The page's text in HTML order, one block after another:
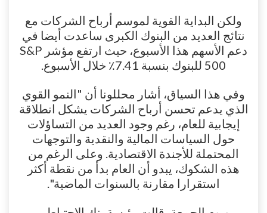
ولكن البداية القوية لموسم أرباح الشركات مع
نتائج العديد من البنوك الكبرى ساعدت أيضا في
دعم الأسهم هذا الأسبوع، حيث ارتفع مؤشر S&P
500 للبنوك بنسبة 7.41٪ خلال الأسبوع.
وفي هذا السياق، أشار محللونا أن "النمو القوي
الذي يدعم تحسن أرباح الشركات يشكل انطلاقة
إيجابية للعام، رغم وجود العديد من التساؤلات
حول السياسات المالية والنقدية والتوجهات
المحتملة للأجندة الاقتصادية. وعلى الرغم من
هذه الشكوك، يبدو أن العام بدأ من نقطة أكثر
استقرارا مقارنة بالسنوات الماضية".